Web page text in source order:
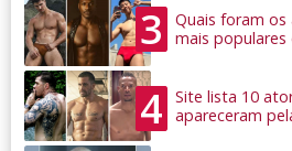
3
Quais foram
mais populares
4
Site lista 10
apareceram